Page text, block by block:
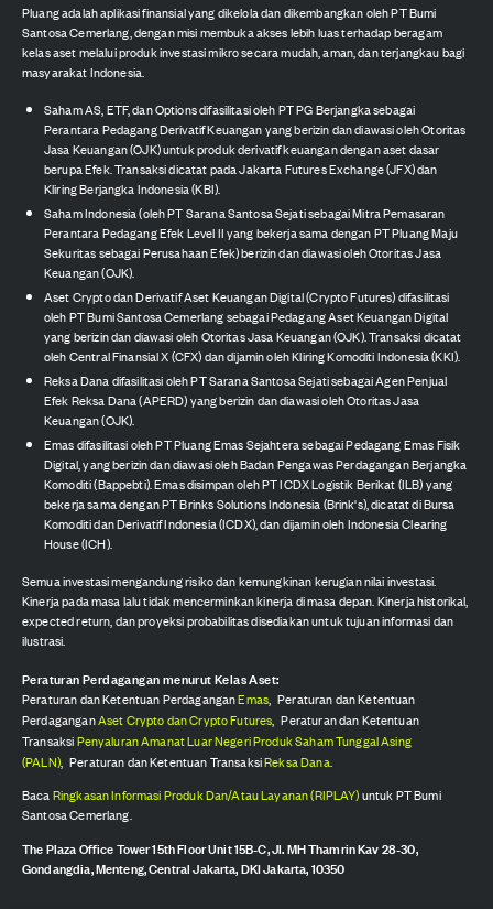
Pluang adalah aplikasi finansial yang dikelola dan dikembangkan oleh PT Bumi
Santosa Cemerlang, dengan misi membuka akses lebih luas terhadap beragam
kelas aset melalui produk investasi mikro secara mudah, aman, dan terjangkau bagi
masyarakat Indonesia.
Saham AS, ETF, dan Options difasilitasi oleh PT PG Berjangka sebagai
Perantara Pedagang Derivatif Keuangan yang berizin dan diawasi oleh Otoritas
Jasa Keuangan (OJK) untuk produk derivatif keuangan dengan aset dasar
berupa Efek. Transaksi dicatat pada Jakarta Futures Exchange (JFX) dan
Kliring Berjangka Indonesia (KBI).
Saham Indonesia (oleh PT Sarana Santosa Sejati sebagai Mitra Pemasaran
Perantara Pedagang Efek Level II yang bekerja sama dengan PT Pluang Maju
Sekuritas sebagai Perusahaan Efek) berizin dan diawasi oleh Otoritas Jasa
Keuangan (OJK).
Aset Crypto dan Derivatif Aset Keuangan Digital (Crypto Futures) difasilitasi
oleh PT Bumi Santosa Cemerlang sebagai Pedagang Aset Keuangan Digital
yang berizin dan diawasi oleh Otoritas Jasa Keuangan (OJK). Transaksi dicatat
oleh Central Finansial X (CFX) dan dijamin oleh Kliring Komoditi Indonesia (KKI).
Reksa Dana difasilitasi oleh PT Sarana Santosa Sejati sebagai Agen Penjual
Efek Reksa Dana (APERD) yang berizin dan diawasi oleh Otoritas Jasa
Keuangan (OJK).
Emas difasilitasi oleh PT Pluang Emas Sejahtera sebagai Pedagang Emas Fisik
Digital, yang berizin dan diawasi oleh Badan Pengawas Perdagangan Berjangka
Komoditi (Bappebti). Emas disimpan oleh PT ICDX Logistik Berikat (ILB) yang
bekerja sama dengan PT Brinks Solutions Indonesia (Brink's), dicatat di Bursa
Komoditi dan Derivatif Indonesia (ICDX), dan dijamin oleh Indonesia Clearing
House (ICH).
Semua investasi mengandung risiko dan kemungkinan kerugian nilai investasi.
Kinerja pada masa lalu tidak mencerminkan kinerja di masa depan. Kinerja historikal,
expected return, dan proyeksi probabilitas disediakan untuk tujuan informasi dan
ilustrasi.
Peraturan Perdagangan menurut Kelas Aset:
Peraturan dan Ketentuan PerdaganganEmas, Peraturan dan Ketentuan
PerdaganganAset Crypto dan Crypto Futures, Peraturan dan Ketentuan
TransaksiPenyaluran Amanat Luar Negeri Produk Saham Tunggal Asing
(PALN), Peraturan dan Ketentuan TransaksiReksa Dana.
BacaRingkasan Informasi Produk Dan/Atau Layanan (RIPLAY)untuk PT Bumi
Santosa Cemerlang.
The Plaza Office Tower 15th Floor Unit 15B-C, Jl. MH Thamrin Kav 28-30,
Gondangdia, Menteng, Central Jakarta, DKI Jakarta, 10350